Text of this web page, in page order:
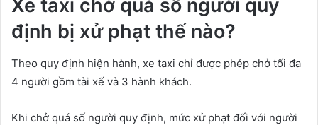
Xe taxi chở quá số người quy
định bị xử phạt thế nào?
Theo quy định hiện hành, xe taxi chỉ được phép chở tối đa
4 người gồm tài xế và 3 hành khách.
Khi chở quá số người quy định, mức xử phạt đối với người